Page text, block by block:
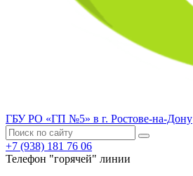
ГБУ РО «ГП №5» в г. Ростове-на-Дону
+7 (938) 181 76 06
Телефон "горячей" линии